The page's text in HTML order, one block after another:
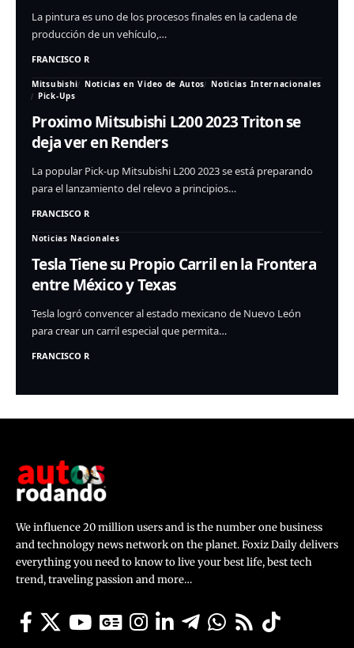
La pintura es uno de los procesos finales en la cadena de
producción de un vehículo,…
FRANCISCO R
Mitsubishi Noticias en Video de Autos
Noticias Internacionales
Pick-Ups
Proximo Mitsubishi L200 2023 Triton se
deja ver en Renders
La popular Pick-up Mitsubishi L200 2023 se está preparando
para el lanzamiento del relevo a principios…
FRANCISCO R
Noticias Nacionales
Tesla Tiene su Propio Carril en la Frontera
entre México y Texas
Tesla logró convencer al estado mexicano de Nuevo León
para crear un carril especial que permita…
FRANCISCO R
We influence 20 million users and is the number one business
and technology news network on the planet. Foxiz Daily delivers
everything you need to know to live your best life, best tech
trend, traveling passion and more…